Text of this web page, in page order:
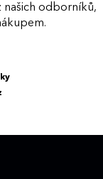
našich odborníků,